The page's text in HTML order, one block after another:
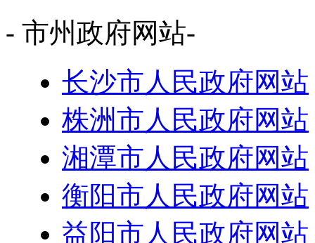
- 市州政府网站-
长沙市人民政府网站
株洲市人民政府网站
湘潭市人民政府网站
衡阳市人民政府网站
益阳市人民政府网站